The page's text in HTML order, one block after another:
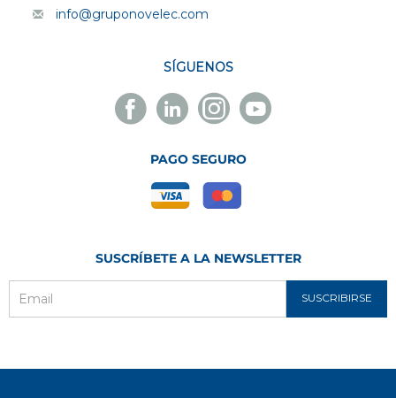
info@gruponovelec.com
SÍGUENOS
Facebook
Novelec
Linkedin
Novelec
Instagram
Novelec
Youtube
Novelec
PAGO SEGURO
SUSCRÍBETE A LA NEWSLETTER
SUSCRIBIRSE